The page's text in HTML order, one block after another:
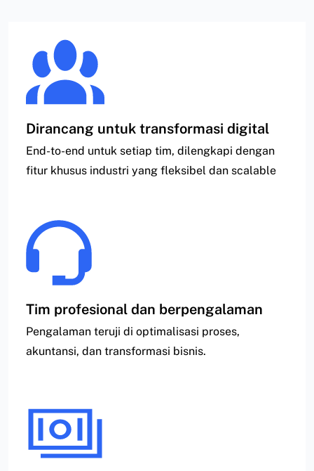
Dirancang untuk transformasi digital
End-to-end untuk setiap tim, dilengkapi dengan
fitur khusus industri yang fleksibel dan scalable
Tim profesional dan berpengalaman
Pengalaman teruji di optimalisasi proses,
akuntansi, dan transformasi bisnis.